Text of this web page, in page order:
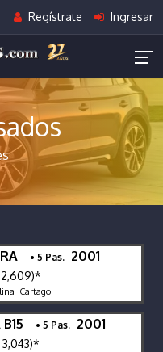
Regístrate Ingresar
• 5 Pas. 2001
Cartago
• 5 Pas. 2001